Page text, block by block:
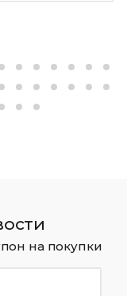
на покупки